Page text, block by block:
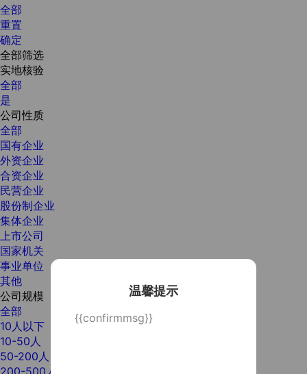
温馨提示
{{confirmmsg}}
全部
重置
确定
全部筛选
实地核验
全部
是
公司性质
全部
国有企业
外资企业
合资企业
民营企业
股份制企业
集体企业
上市公司
国家机关
事业单位
其他
公司规模
全部
10人以下
10-50人
50-200人
200-500人